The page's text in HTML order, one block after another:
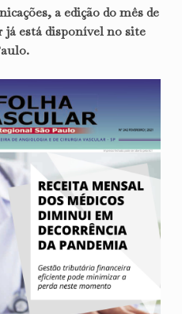
a edição do mês de
já está disponível no site